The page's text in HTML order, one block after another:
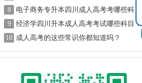
目？
8 电子商务专升本四川成人高考考哪些科
目？
9
经济学四川升本成人高考考试哪些科目？
10 成人高考的这些常识你都知道吗？